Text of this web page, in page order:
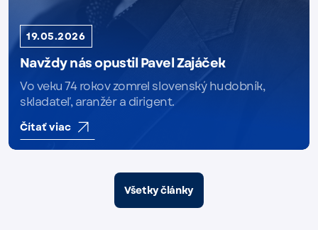
19.05.2026
Navždy nás opustil Pavel Zajáček
Vo veku 74 rokov zomrel slovenský hudobník,
skladateľ, aranžér a dirigent.
Čítať viac
Všetky články